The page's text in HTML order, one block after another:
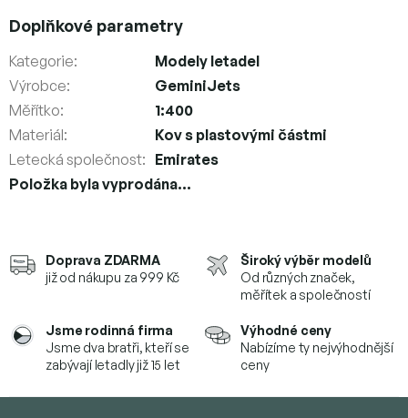
Doprava ZDARMA
již od nákupu za 999 Kč
Široký výběr modelů
Od různých značek,
měřítek a společností
Jsme rodinná firma
Jsme dva bratři, kteří se
zabývají letadly již 15 let
Výhodné ceny
Nabízíme ty nejvýhodnější
ceny
Doplňkové parametry
Kategorie:
Modely letadel
Výrobce:
GeminiJets
Měřítko:
1:400
Materiál:
Kov s plastovými částmi
Letecká společnost: Emirates
Položka byla vyprodána…